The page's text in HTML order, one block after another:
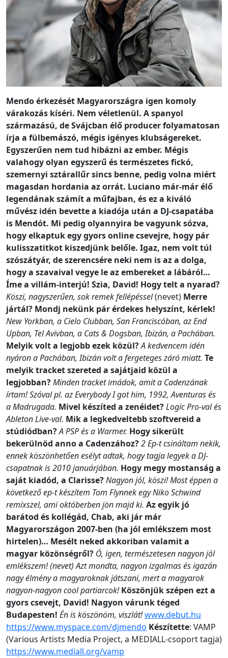
Mendo érkezését Magyarországra igen komoly
várakozás kíséri. Nem véletlenül. A spanyol
származású, de Svájcban élő producer folyamatosan
írja a fülbemászó, mégis igényes klubságereket.
Egyszerűen nem tud hibázni az ember. Mégis
valahogy olyan egyszerű és természetes fickó,
szemernyi sztárallűr sincs benne, pedig volna miért
magasdan hordania az orrát. Luciano már-már élő
legendának számít a műfajban, és ez a kiváló
művész idén bevette a kiadója után a DJ-csapatába
is Mendót. Mi pedig olyannyira be vagyunk sózva,
hogy elkaptuk egy gyors online csevejre, hogy pár
kulisszatitkot kiszedjünk belőle. Igaz, nem volt túl
szószátyár, de szerencsére neki nem is az a dolga,
hogy a szavaival vegye le az embereket a lábáról…
Íme a villám-interjú! Szia, David! Hogy telt a nyarad?
Köszi, nagyszerűen, sok remek fellépéssel(nevet) Merre
jártál? Mondj nekünk pár érdekes helyszínt, kérlek!
New Yorkban, a Cielo Clubban, San Franciscóban, az End
Upban, Tel Avivban, a Cats & Dogsban, Ibizán, a Pachában.
Melyik volt a legjobb ezek közül?A kedvencem idén
nyáron a Pachában, Ibizán volt a fergeteges záró miatt. Te
melyik tracket szereted a sajátjaid közül a
legjobban?Minden tracket imádok, amit a Cadenzának
írtam! Szóval pl. az Everybody I got him, 1992, Aventuras és
a Madrugada. Mivel készíted a zenéidet?Logic Pro-val és
Ableton Live-val. Mik a legkedveltebb szoftvereid a
stúdiódban?A PSP és a Warmer. Hogy sikerült
bekerülnöd anno a Cadenzához?2 Ep-t csináltam nekik,
ennek köszönhetően esélyt adtak, hogy tagja legyek a DJ-
csapatnak is 2010 januárjában. Hogy megy mostanság a
saját kiadód, a Clarisse?Nagyon jól, köszi! Most éppen a
következő ep-t készítem Tom Flynnek egy Niko Schwind
remixszel, ami októberben jön majd ki. Az egyik jó
barátod és kollégád, Chab, aki jár már
Magyarországon 2007-ben (ha jól emlékszem most
hirtelen)… Mesélt neked akkoriban valamit a
magyar közönségről? Ó, igen, természetesen nagyon jól
emlékszem! (nevet) Azt mondta, nagyon izgalmas és igazán
nagy élmény a magyaroknak játszani, mert a magyarok
nagyon-nagyon cool partiarcok!Köszönjük szépen ezt a
gyors csevejt, David! Nagyon várunk téged
Budapesten! Én is köszönöm, viszlát!www.debut.hu
https://www.myspace.com/djmendo Készítette: VAMP
(Various Artists Media Project, a MEDIALL-csoport tagja)
https://www.mediall.org/vamp